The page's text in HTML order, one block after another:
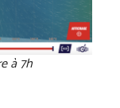
à 7h